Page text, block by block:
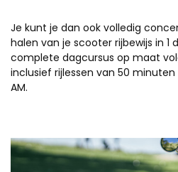
Je kunt je dan ook volledig
halen van je scooter rijbewijs in 1
complete dagcursus op maat
inclusief rijlessen van 50
AM.